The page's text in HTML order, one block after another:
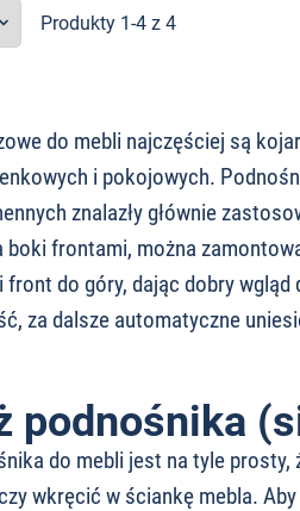
Produkty 1-4 z 4
do mebli najczęściej są
i pokojowych.
znalazły głównie
boki frontami, można
do góry, dając dobry
za dalsze automatyczne
podnośnika
do mebli jest na tyle
wkręcić w ściankę mebla.